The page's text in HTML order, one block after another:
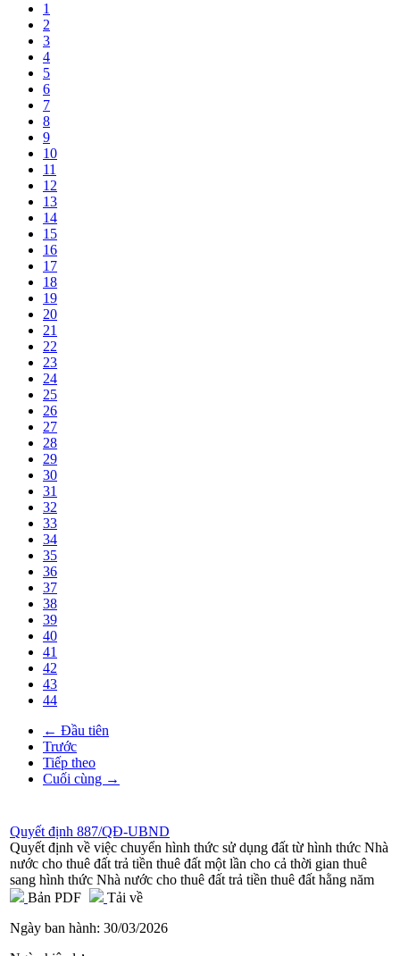
1
2
3
4
5
6
7
8
9
10
11
12
13
14
15
16
17
18
19
20
21
22
23
24
25
26
27
28
29
30
31
32
33
34
35
36
37
38
39
40
41
42
43
44
← Đầu tiên
Trước
Tiếp theo
Cuối cùng →
Quyết định 887/QĐ-UBND
Quyết định về việc chuyển hình thức sử dụng đất từ hình thức Nhà
nước cho thuê đất trả tiền thuê đất một lần cho cả thời gian thuê
sang hình thức Nhà nước cho thuê đất trả tiền thuê đất hằng năm
Bản PDF
Tải về
Ngày ban hành: 30/03/2026